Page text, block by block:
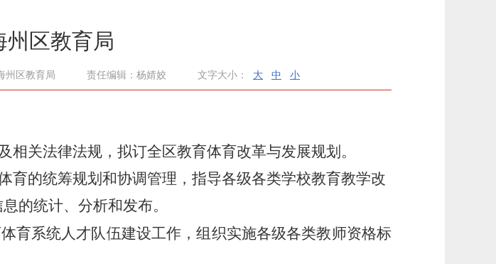
州区教育局
州区教育局 责任编辑：杨婧姣 文字大小： 大 中 小
关法律法规，拟订全区教育体育改革与发展规划。
的统筹规划和协调管理，指导各级各类学校教育教学改
的统计、分析和发布。
育系统人才队伍建设工作，组织实施各级各类教师资格标